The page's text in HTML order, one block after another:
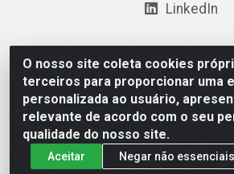
O nosso site coleta cookies
terceiros para proporcionar uma
personalizada ao usuário,
relevante de acordo com o seu
qualidade do nosso site.
Aceitar Negar não essenciais
LinkedIn
Polimold Industrial Ltda - Estrada dos
Bernardo do Campo / SP – CEP:
44.106.466/0001-41